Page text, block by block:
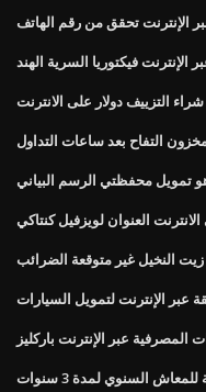
الإنترنت تحقق من رقم الهاتف
الإنترنت فيكتوريا السرية الهند
شراء التزييف دولار على الانترنت
التفاح بعد ساعات التداول
تمويل محفظتي الرسم البياني
العنوان لويزفيل كنتاكي
زيت النخيل غير متوقعة الضرائب
عبر الإنترنت لتمويل السيارات
المصرفية عبر الإنترنت باركليز
السنوي لمدة 3 سنوات